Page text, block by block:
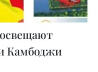
Камбоджи